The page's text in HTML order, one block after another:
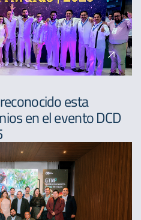
esta
en el evento DCD